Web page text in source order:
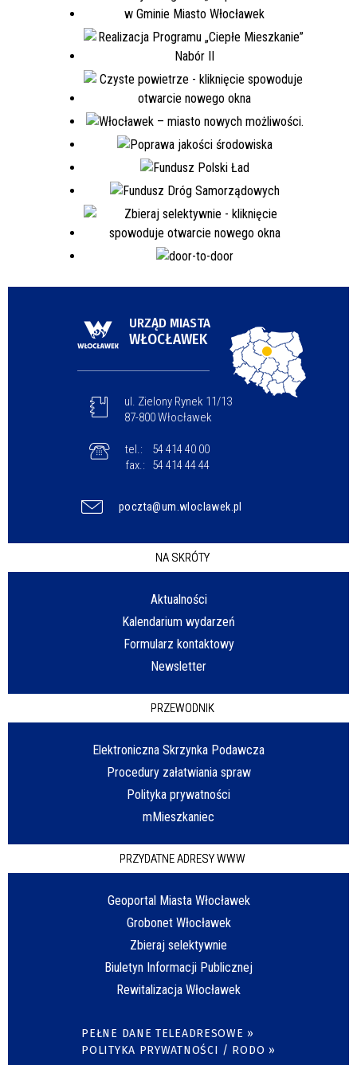
URZĄD MIASTA
WŁOCŁAWEK
ul. Zielony Rynek 11/13
87-800 Włocławek
tel.:
54 414 40 00
fax.:
54 414 44 44
poczta@um.wloclawek.pl
NA SKRÓTY
Aktualności
Kalendarium wydarzeń
Formularz kontaktowy
Newsletter
PRZEWODNIK
Elektroniczna Skrzynka Podawcza
Procedury załatwiania spraw
Polityka prywatności
mMieszkaniec
PRZYDATNE ADRESY WWW
Geoportal Miasta Włocławek
Grobonet Włocławek
Zbieraj selektywnie
Biuletyn Informacji Publicznej
Rewitalizacja Włocławek
PEŁNE DANE TELEADRESOWE »
POLITYKA PRYWATNOŚCI / RODO »